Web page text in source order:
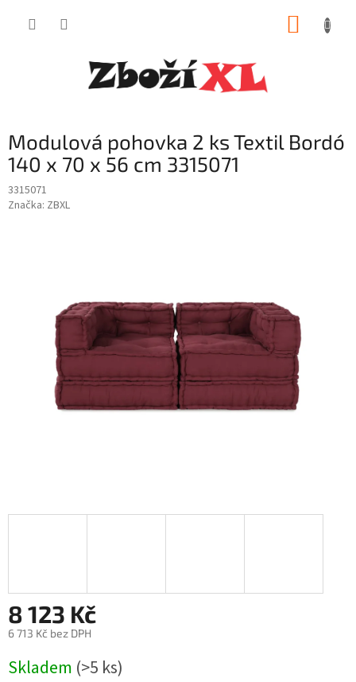
Modulová pohovka 2 ks Textil Bordó
140 x 70 x 56 cm 3315071
3315071
Značka: ZBXL
8 123 Kč
6 713 Kč bez DPH
cena:
Skladem (>5 ks)